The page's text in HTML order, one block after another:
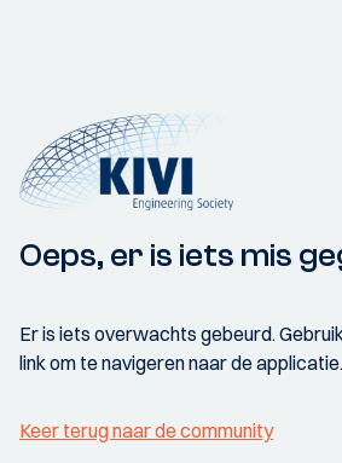
Oeps, er is iets mis
Er is iets overwachts gebeurd.
link om te navigeren naar de applicatie.
Keer terug naar de community